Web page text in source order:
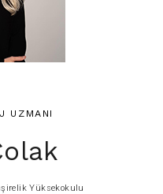
UZMANI
Yüksekokulu